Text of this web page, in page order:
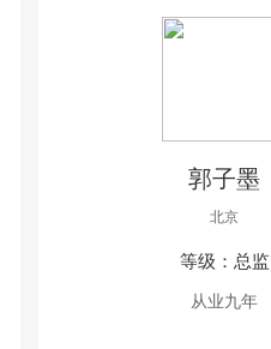
郭子墨
北京
等级：总监
从业九年